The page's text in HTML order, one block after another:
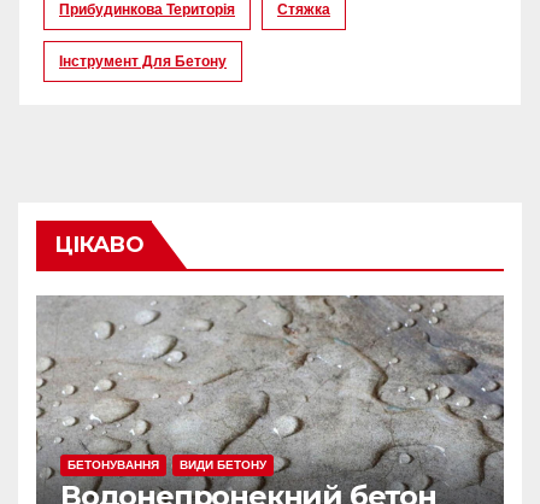
Прибудинкова Територія Стяжка
Інструмент Для Бетону
ЦІКАВО
БЕТОНУВАННЯ ВИДИ БЕТОНУ
Водонепронекний бетон